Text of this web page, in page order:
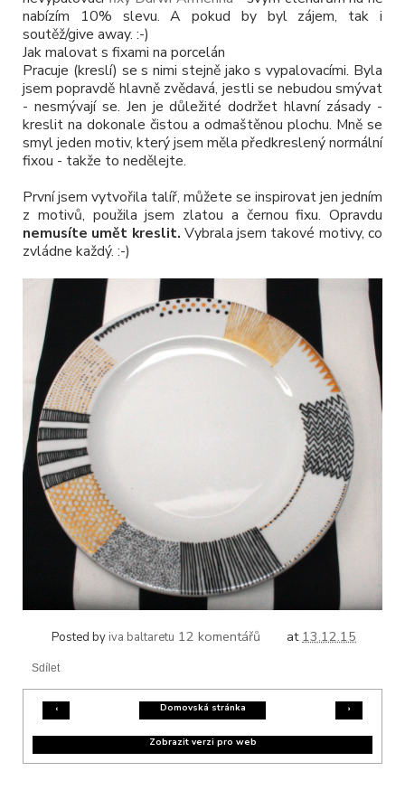
nabízím 10% slevu. A pokud by byl zájem, tak i
soutěž/give away. :-)
Jak malovat s fixami na porcelán
Pracuje (kreslí) se s nimi stejně jako s vypalovacími. Byla
jsem popravdě hlavně zvědavá, jestli se nebudou smývat
- nesmývají se. Jen je důležité dodržet hlavní zásady -
kreslit na dokonale čistou a odmaštěnou plochu. Mně se
smyl jeden motiv, který jsem měla předkreslený normální
fixou - takže to nedělejte.
První jsem vytvořila talíř, můžete se inspirovat jen jedním
z motivů, použila jsem zlatou a černou fixu. Opravdu
nemusíte umět kreslit. Vybrala jsem takové motivy, co
zvládne každý. :-)
Posted by iva baltaretu at 13.12.15
12 komentářů
Sdílet
‹ ›
Domovská stránka
Zobrazit verzi pro web